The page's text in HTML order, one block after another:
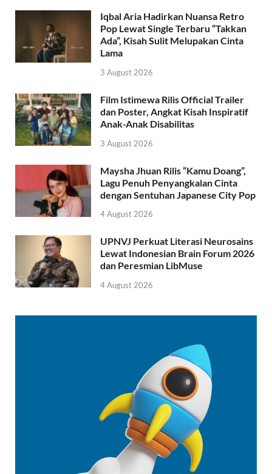
Iqbal Aria Hadirkan Nuansa Retro
Pop Lewat Single Terbaru “Takkan
Ada”, Kisah Sulit Melupakan Cinta
Lama
3 August 2026
Film Istimewa Rilis Official Trailer
dan Poster, Angkat Kisah Inspiratif
Anak-Anak Disabilitas
3 August 2026
Maysha Jhuan Rilis “Kamu Doang”,
Lagu Penuh Penyangkalan Cinta
dengan Sentuhan Japanese City Pop
4 August 2026
UPNVJ Perkuat Literasi Neurosains
Lewat Indonesian Brain Forum 2026
dan Peresmian LibMuse
4 August 2026